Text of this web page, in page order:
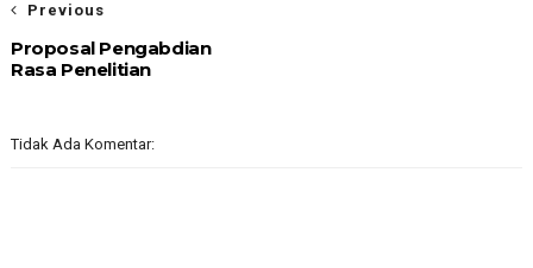
Previous
Proposal Pengabdian
Rasa Penelitian
Tidak Ada Komentar: